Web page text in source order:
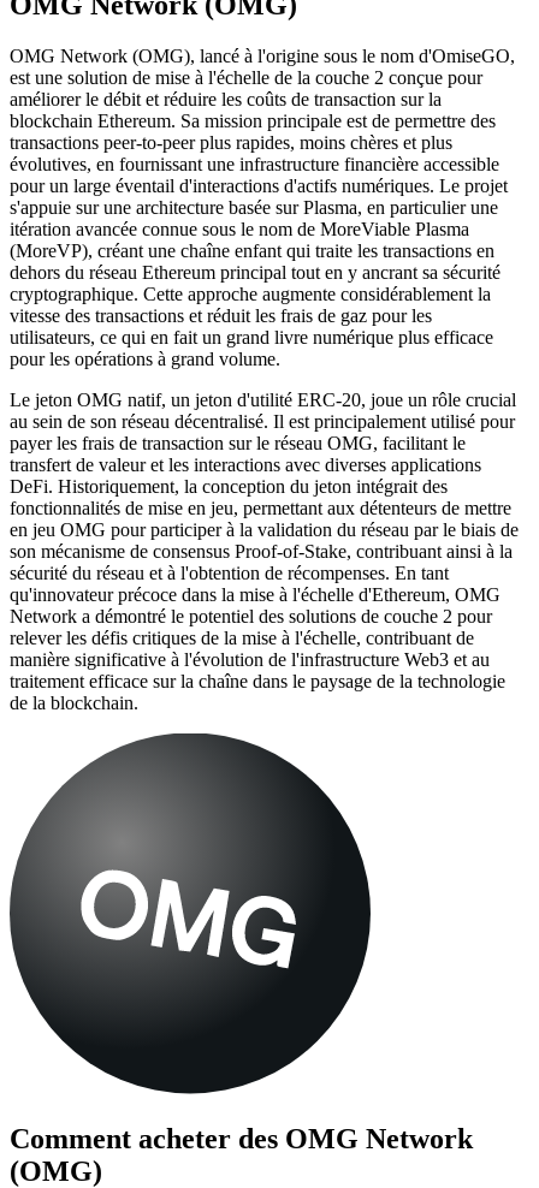
OMG Network (OMG), lancé à l'origine sous le nom d'OmiseGO,
est une solution de mise à l'échelle de la couche 2 conçue pour
améliorer le débit et réduire les coûts de transaction sur la
blockchain Ethereum. Sa mission principale est de permettre des
transactions peer-to-peer plus rapides, moins chères et plus
évolutives, en fournissant une infrastructure financière accessible
pour un large éventail d'interactions d'actifs numériques. Le projet
s'appuie sur une architecture basée sur Plasma, en particulier une
itération avancée connue sous le nom de MoreViable Plasma
(MoreVP), créant une chaîne enfant qui traite les transactions en
dehors du réseau Ethereum principal tout en y ancrant sa sécurité
cryptographique. Cette approche augmente considérablement la
vitesse des transactions et réduit les frais de gaz pour les
utilisateurs, ce qui en fait un grand livre numérique plus efficace
pour les opérations à grand volume.
Le jeton OMG natif, un jeton d'utilité ERC-20, joue un rôle crucial
au sein de son réseau décentralisé. Il est principalement utilisé pour
payer les frais de transaction sur le réseau OMG, facilitant le
transfert de valeur et les interactions avec diverses applications
DeFi. Historiquement, la conception du jeton intégrait des
fonctionnalités de mise en jeu, permettant aux détenteurs de mettre
en jeu OMG pour participer à la validation du réseau par le biais de
son mécanisme de consensus Proof-of-Stake, contribuant ainsi à la
sécurité du réseau et à l'obtention de récompenses. En tant
qu'innovateur précoce dans la mise à l'échelle d'Ethereum, OMG
Network a démontré le potentiel des solutions de couche 2 pour
relever les défis critiques de la mise à l'échelle, contribuant de
manière significative à l'évolution de l'infrastructure Web3 et au
traitement efficace sur la chaîne dans le paysage de la technologie
de la blockchain.
Comment acheter des OMG Network
(OMG)